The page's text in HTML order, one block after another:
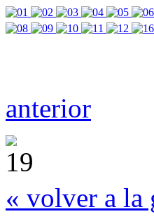
anterior
« volver a